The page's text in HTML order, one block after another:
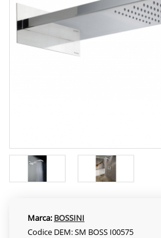
Marca: BOSSINI
Codice DEM: SM BOSS I00575